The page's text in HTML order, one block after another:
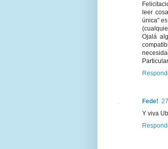
leer
única"
Ojalá
Fede!
Y viva